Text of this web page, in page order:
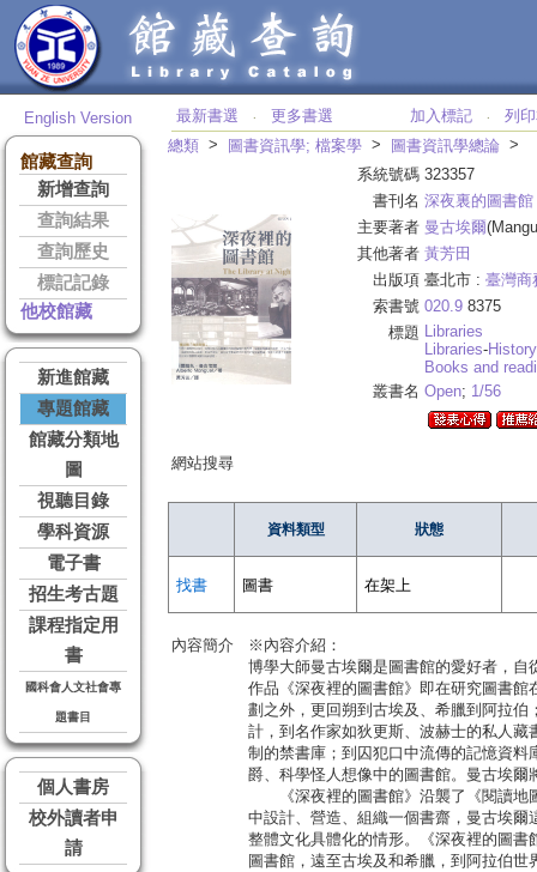
English Version
館藏查詢
新增查詢
查詢結果
查詢歷史
標記記錄
他校館藏
新進館藏
專題館藏
館藏分類地
圖
視聽目錄
學科資源
電子書
招生考古題
課程指定用
書
國科會人文社會專
題書目
個人書房
校外讀者申
請
最新書選 ‧ 更多書選 加入標記 ‧
列
總類 > 圖書資訊學; 檔案學 > 圖書資訊學總論 >
系統號碼 323357
書刊名 深夜裏的圖書館
主要著者 曼古埃爾
其他著者 黃芳田
出版項 臺北市 : 臺灣商
索書號 020.9 8375
標題 Libraries
Libraries-History
Books and
叢書名 Open; 1/56
網站搜尋
資料類型 狀態
找書 圖書 在架上
內容簡介
※內容介紹：
博學大師曼古埃爾是圖書館的愛好者，
作品《深夜裡的圖書館》即在研究圖書
劃之外，更回朔到古埃及、希臘到阿拉
計，到名作家如狄更斯、波赫士的私人
制的禁書庫；到囚犯口中流傳的記憶資
爵、科學怪人想像中的圖書館。曼古埃
《深夜裡的圖書館》沿襲了《閱讀地
中設計、營造、組織一個書齋，曼古埃
整體文化具體化的情形。《深夜裡的圖
圖書館，遠至古埃及和希臘，到阿拉伯